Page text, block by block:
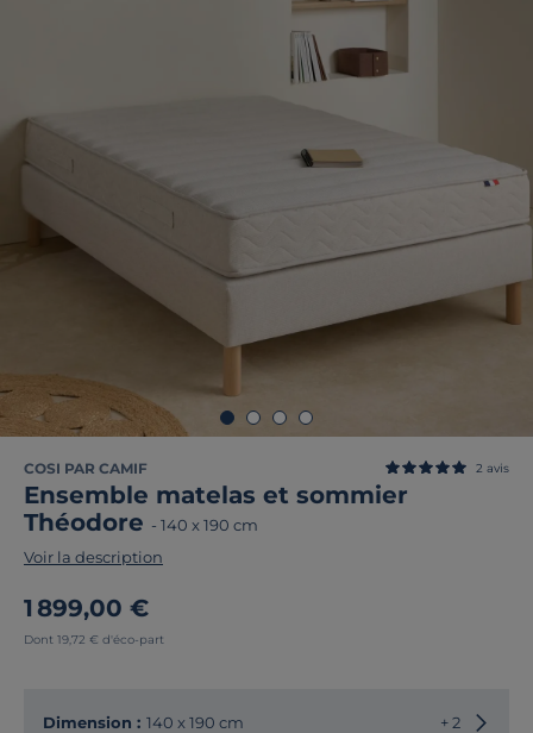
COSI PAR CAMIF
Ensemble matelas et sommier
Théodore - 140 x 190 cm
2 avis
Voir la description
1 899,00 €
Dont 19,72 € d'éco-part
Dimension : 140 x 190 cm + 2